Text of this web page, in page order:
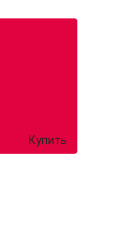
Купить